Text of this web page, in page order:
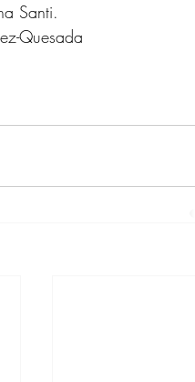
Santi.
Quesada